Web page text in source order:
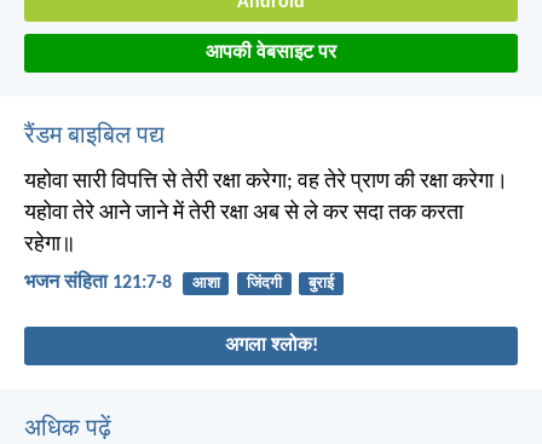
आपकी वेबसाइट पर
रैंडम बाइबिल पद्य
यहोवा सारी विपत्ति से तेरी रक्षा करेगा; वह तेरे प्राण की रक्षा करेगा।
यहोवा तेरे आने जाने में तेरी रक्षा अब से ले कर सदा तक करता
रहेगा॥
भजन संहिता 121:7-8 आशा जिंदगी बुराई
अगला श्लोक!
अधिक पढ़ें